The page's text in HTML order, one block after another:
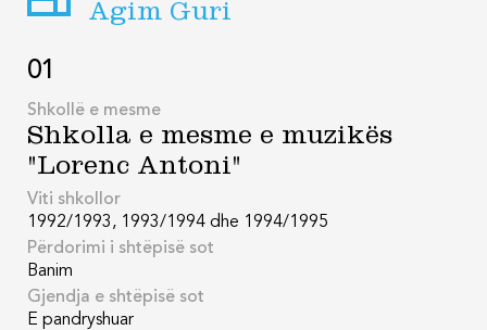
Agim Guri
01
Shkollë e mesme
Shkolla e mesme e muzikës
"Lorenc Antoni"
Viti shkollor
1992/1993, 1993/1994 dhe 1994/1995
Përdorimi i shtëpisë sot
Banim
Gjendja e shtëpisë sot
E pandryshuar